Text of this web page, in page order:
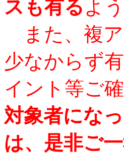
スも有る よ
また、複ア
少なからず
イント等ご
対象者にな
は、是非ご一